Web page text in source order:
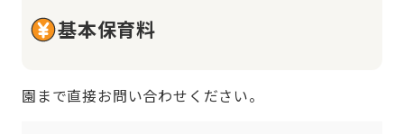
基本保育料
園まで直接お問い合わせください。